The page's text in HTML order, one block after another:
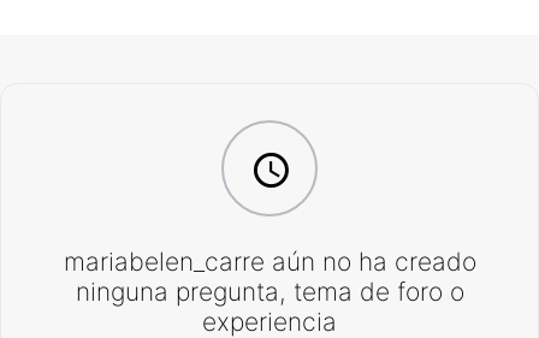
mariabelen_carre aún no ha creado
ninguna pregunta, tema de foro o
experiencia